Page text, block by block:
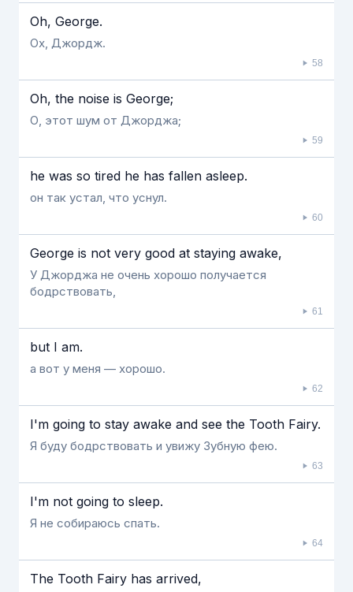
Oh, George.
Ох, Джордж.
58
Oh, the noise is George;
О, этот шум от Джорджа;
59
he was so tired he has fallen asleep.
он так устал, что уснул.
60
George is not very good at staying awake,
У Джорджа не очень хорошо получается
бодрствовать,
61
but I am.
а вот у меня — хорошо.
62
I'm going to stay awake and see the Tooth Fairy.
Я буду бодрствовать и увижу Зубную фею.
63
I'm not going to sleep.
Я не собираюсь спать.
64
The Tooth Fairy has arrived,